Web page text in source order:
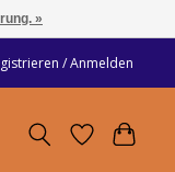
/ Anmelden
»